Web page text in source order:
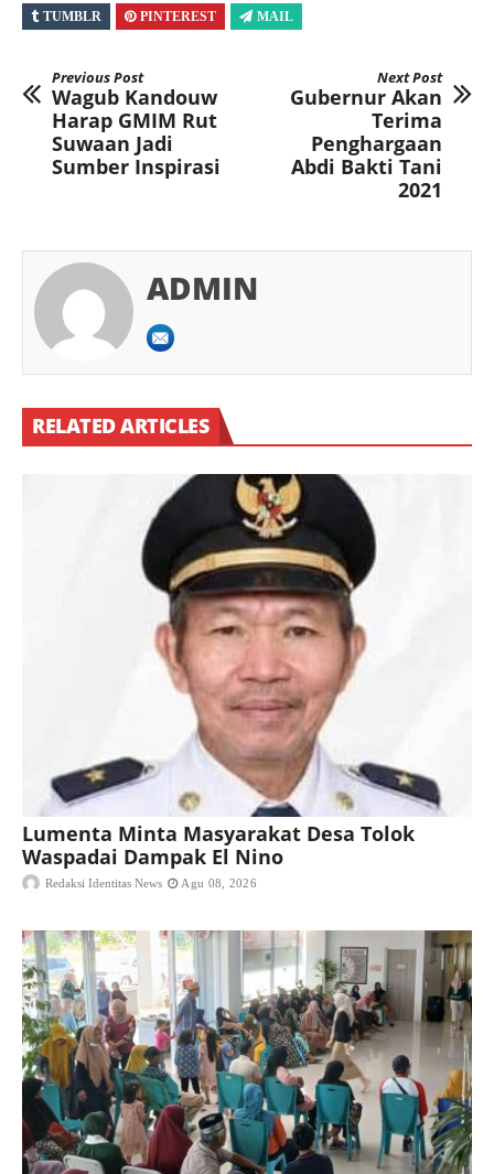
TUMBLR
PINTEREST MAIL
Previous Post
Wagub Kandouw
Harap GMIM Rut
Suwaan Jadi
Sumber Inspirasi
Next Post
Gubernur Akan
Terima
Penghargaan
Abdi Bakti Tani
2021
ADMIN
RELATED ARTICLES
Lumenta Minta Masyarakat Desa Tolok
Waspadai Dampak El Nino
Redaksi Identitas News Agu 08, 2026